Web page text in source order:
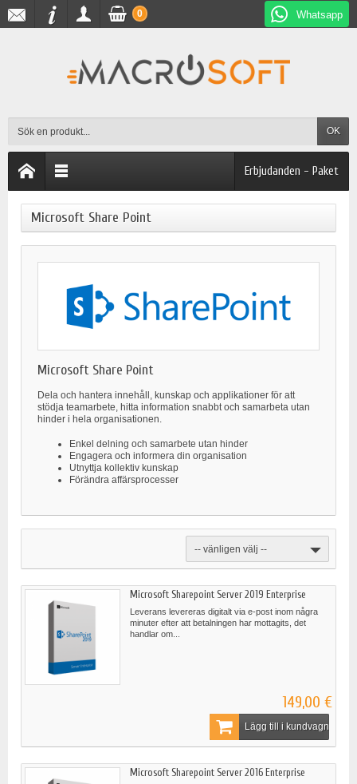
Whatsapp
OK
0
Erbjudanden - Paket
Microsoft Share Point
Microsoft Share Point
Dela och hantera innehåll, kunskap och applikationer för att
stödja teamarbete, hitta information snabbt och samarbeta utan
hinder i hela organisationen.
Enkel delning och samarbete utan hinder
Engagera och informera din organisation
Utnyttja kollektiv kunskap
Förändra affärsprocesser
-- vänligen välj --
Microsoft Sharepoint Server 2019 Enterprise
Leverans levereras digitalt via e-post inom några
minuter efter att betalningen har mottagits, det
handlar om...
149,00 €
Lägg till i kundvagn
Microsoft Sharepoint Server 2016 Enterprise